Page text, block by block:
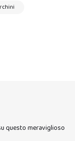
questo meraviglioso